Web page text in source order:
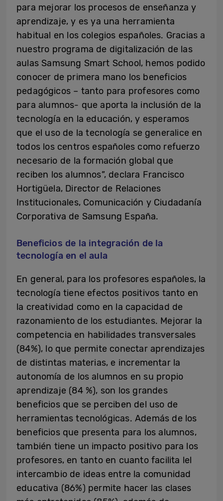
para mejorar los procesos de enseñanza y
aprendizaje, y es ya una herramienta
habitual en los colegios españoles. Gracias a
nuestro programa de digitalización de las
aulas Samsung Smart School, hemos podido
conocer de primera mano los beneficios
pedagógicos – tanto para profesores como
para alumnos- que aporta la inclusión de la
tecnología en la educación, y esperamos
que el uso de la tecnología se generalice en
todos los centros españoles como refuerzo
necesario de la formación global que
reciben los alumnos”, declara Francisco
Hortigüela, Director de Relaciones
Institucionales, Comunicación y Ciudadanía
Corporativa de Samsung España.
Beneficios de la integración de la
tecnología en el aula
En general, para los profesores españoles, la
tecnología tiene efectos positivos tanto en
la creatividad como en la capacidad de
razonamiento de los estudiantes. Mejorar la
competencia en habilidades transversales
(84%), lo que permite conectar aprendizajes
de distintas materias, e incrementar la
autonomía de los alumnos en su propio
aprendizaje (84 %), son los grandes
beneficios que se perciben del uso de
herramientas tecnológicas. Además de los
beneficios que presenta para los alumnos,
también tiene un impacto positivo para los
profesores, en tanto en cuanto facilita lel
intercambio de ideas entre la comunidad
educativa (86%) permite hacer las clases